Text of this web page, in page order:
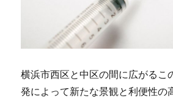
横浜市西区と中区の間に広がるこ
発によって新たな景観と利便性の